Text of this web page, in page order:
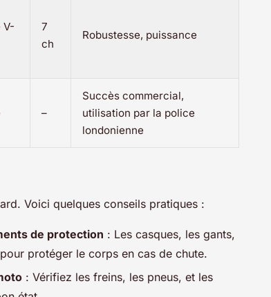
V-
7
ch
Robustesse, puissance
–
Succès commercial,
utilisation par la police
londonienne
Voici quelques conseils pratiques :
de protection : Les casques, les gants,
protéger le corps en cas de chute.
: Vérifiez les freins, les pneus, et les